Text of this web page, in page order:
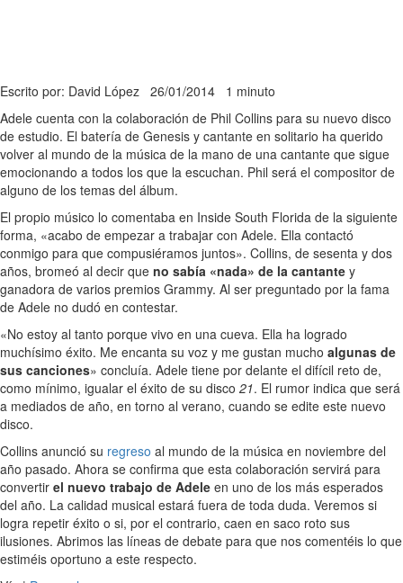
Escrito por: David López 26/01/2014 1 minuto
Adele cuenta con la colaboración de Phil Collins para su nuevo disco
de estudio. El batería de Genesis y cantante en solitario ha querido
volver al mundo de la música de la mano de una cantante que sigue
emocionando a todos los que la escuchan. Phil será el compositor de
alguno de los temas del álbum.
El propio músico lo comentaba en Inside South Florida de la siguiente
forma, «acabo de empezar a trabajar con Adele. Ella contactó
conmigo para que compusiéramos juntos». Collins, de sesenta y dos
años, bromeó al decir que no sabía «nada» de la cantante y
ganadora de varios premios Grammy. Al ser preguntado por la fama
de Adele no dudó en contestar.
«No estoy al tanto porque vivo en una cueva. Ella ha logrado
muchísimo éxito. Me encanta su voz y me gustan mucho algunas de
sus canciones» concluía. Adele tiene por delante el difícil reto de,
como mínimo, igualar el éxito de su disco 21. El rumor indica que será
a mediados de año, en torno al verano, cuando se edite este nuevo
disco.
Collins anunció su regreso al mundo de la música en noviembre del
año pasado. Ahora se confirma que esta colaboración servirá para
convertir el nuevo trabajo de Adele en uno de los más esperados
del año. La calidad musical estará fuera de toda duda. Veremos si
logra repetir éxito o si, por el contrario, caen en saco roto sus
ilusiones. Abrimos las líneas de debate para que nos comentéis lo que
estiméis oportuno a este respecto.